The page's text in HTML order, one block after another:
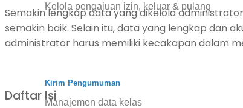
Kelola pengajuan izin, keluar & pulang
Kirim Pengumuman
Manajemen data kelas
Semakin lengkap data yang dikelola
semakin baik. Selain itu, data yang lengkap dan
administrator harus memiliki kecakapan dalam
Daftar Isi